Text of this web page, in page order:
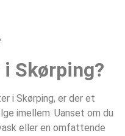
Skørping?
i Skørping, er der et
imellem. Uanset om du
eller en omfattende